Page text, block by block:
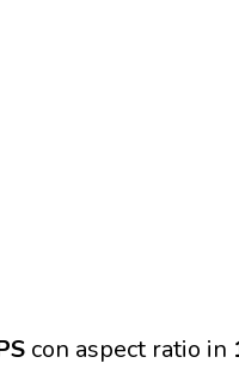
con aspect ratio in